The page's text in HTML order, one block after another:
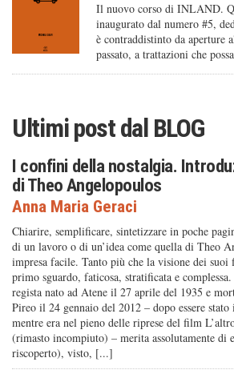
Il nuovo corso di INLAND.
inaugurato dal numero #5,
è contraddistinto da aperture
passato, a trattazioni che
Ultimi post dalBLOG
I confini della nostalgia.
di Theo Angelopoulos
Anna Maria Geraci
Chiarire, semplificare, sintetizzare in poche
di un lavoro o di un’idea come quella di Theo
impresa facile. Tanto più che la visione dei
primo sguardo, faticosa, stratificata e
regista nato ad Atene il 27 aprile del 1935 e
Pireo il 24 gennaio del 2012 – dopo essere
mentre era nel pieno delle riprese del film
(rimasto incompiuto) – merita assolutamente di
riscoperto), visto, [...]